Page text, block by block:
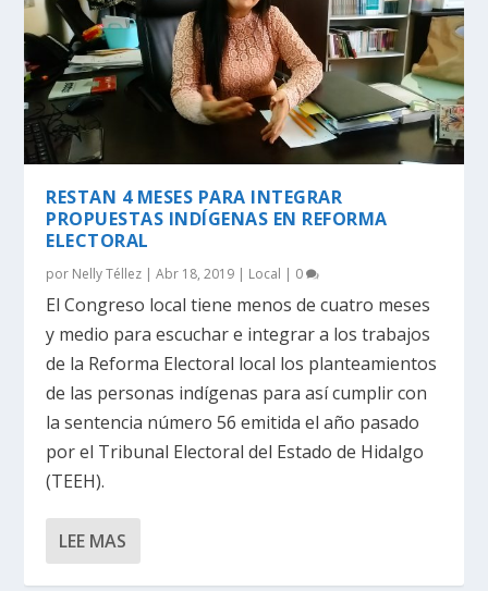
RESTAN 4 MESES PARA INTEGRAR
PROPUESTAS INDÍGENAS EN REFORMA
ELECTORAL
por Nelly Téllez |Abr 18, 2019 | Local | 0
El Congreso local tiene menos de cuatro meses
y medio para escuchar e integrar a los trabajos
de la Reforma Electoral local los planteamientos
de las personas indígenas para así cumplir con
la sentencia número 56 emitida el año pasado
por el Tribunal Electoral del Estado de Hidalgo
(TEEH).
LEE MAS